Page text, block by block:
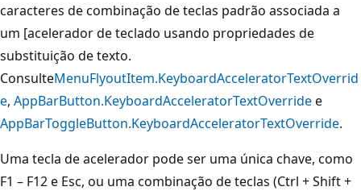
caracteres de combinação de teclas padrão associada a
um [acelerador de teclado usando propriedades de
substituição de texto.
ConsulteMenuFlyoutItem.KeyboardAcceleratorTextOverrid
e, AppBarButton.KeyboardAcceleratorTextOverridee
AppBarToggleButton.KeyboardAcceleratorTextOverride.
Uma tecla de acelerador pode ser uma única chave, como
F1 – F12 e Esc, ou uma combinação de teclas (Ctrl + Shift +